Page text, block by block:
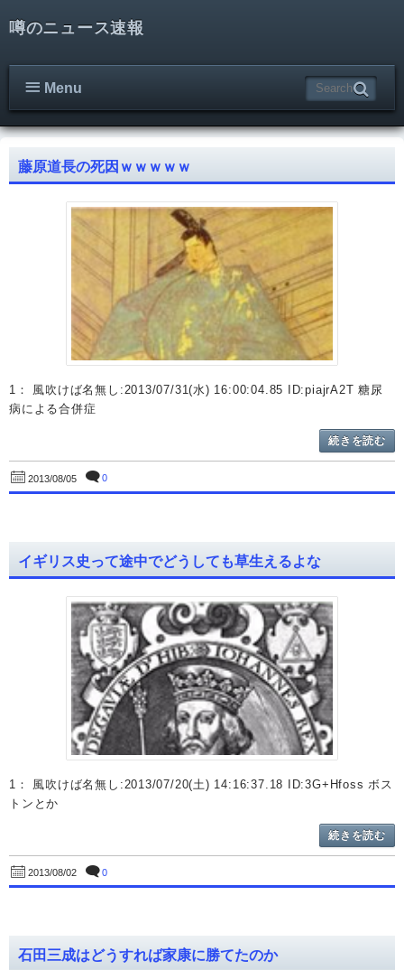
噂のニュース速報
Menu
藤原道長の死因ｗｗｗｗｗ
1： 風吹けば名無し:2013/07/31(水) 16:00:04.85 ID:piajrA2T 糖尿
病による合併症
続きを読む
2013/08/05 0
イギリス史って途中でどうしても草生えるよな
1： 風吹けば名無し:2013/07/20(土) 14:16:37.18 ID:3G+Hfoss ボス
トンとか
続きを読む
2013/08/02 0
石田三成はどうすれば家康に勝てたのか